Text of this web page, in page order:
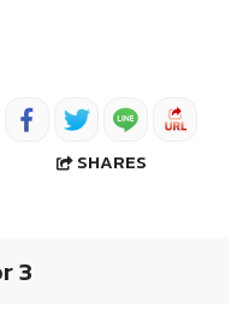
SHARES
3